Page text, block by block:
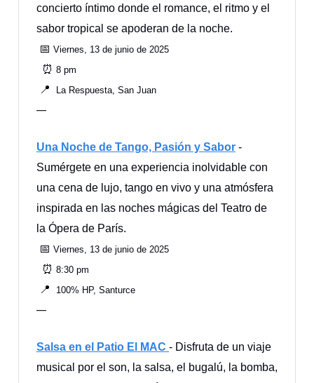
concierto íntimo donde el romance, el ritmo y el
sabor tropical se apoderan de la noche.
📅 Viernes, 13 de junio de 2025
⏰ 8 pm
📍 La Respuesta, San Juan
—
Una Noche de Tango, Pasión y Sabor -
Sumérgete en una experiencia inolvidable con
una cena de lujo, tango en vivo y una atmósfera
inspirada en las noches mágicas del Teatro de
la Ópera de París.
📅 Viernes, 13 de junio de 2025
⏰ 8:30 pm
📍 100% HP, Santurce
—
Salsa en el Patio El MAC - Disfruta de un viaje
musical por el son, la salsa, el bugalú, la bomba,